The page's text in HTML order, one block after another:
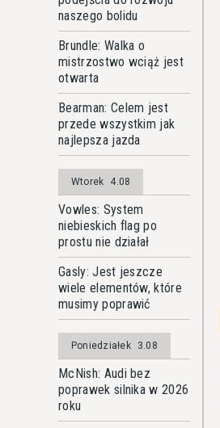
naszego bolidu
Brundle: Walka o
mistrzostwo wciąż jest
otwarta
Bearman: Celem jest
przede wszystkim jak
najlepsza jazda
Wtorek 4.08
Vowles: System
niebieskich flag po
prostu nie działał
Gasly: Jest jeszcze
wiele elementów, które
musimy poprawić
Poniedziałek 3.08
McNish: Audi bez
poprawek silnika w 2026
roku